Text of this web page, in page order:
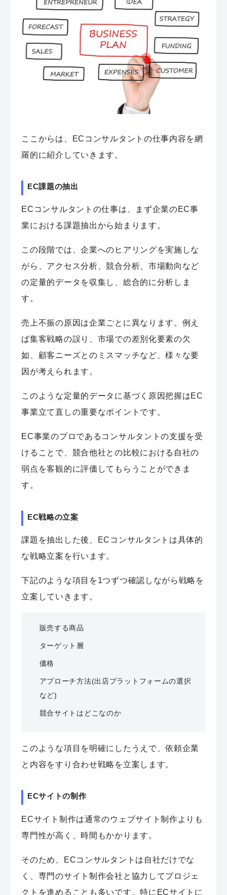
ここからは、ECコンサルタントの仕事内容を網
羅的に紹介していきます。
EC課題の抽出
ECコンサルタントの仕事は、まず企業のEC事
業における課題抽出から始まります。
この段階では、企業へのヒアリングを実施しな
がら、アクセス分析、競合分析、市場動向など
の定量的データを収集し、総合的に分析しま
す。
売上不振の原因は企業ごとに異なります。例え
ば集客戦略の誤り、市場での差別化要素の欠
如、顧客ニーズとのミスマッチなど、様々な要
因が考えられます。
このような定量的データに基づく原因把握はEC
事業立て直しの重要なポイントです。
EC事業のプロであるコンサルタントの支援を受
けることで、競合他社との比較における自社の
弱点を客観的に評価してもらうことができま
す。
EC戦略の立案
課題を抽出した後、ECコンサルタントは具体的
な戦略立案を行います。
下記のような項目を1つずつ確認しながら戦略を
立案していきます。
販売する商品
ターゲット層
価格
アプローチ方法(出店プラットフォームの選択
など)
競合サイトはどこなのか
このような項目を明確にしたうえで、依頼企業
と内容をすり合わせ戦略を立案します。
ECサイトの制作
ECサイト制作は通常のウェブサイト制作よりも
専門性が高く、時間もかかります。
そのため、ECコンサルタントは自社だけでな
く、専門のサイト制作会社と協力してプロジェ
クトを進めることも多いです。特にECサイトに